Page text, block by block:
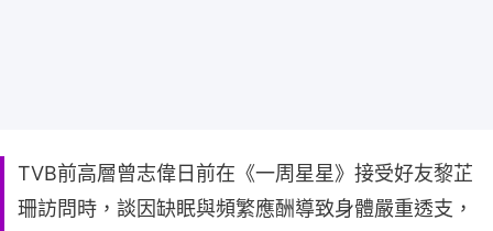
TVB前高層曾志偉日前在《一周星星》接受好友黎芷
珊訪問時，談因缺眠與頻繁應酬導致身體嚴重透支，